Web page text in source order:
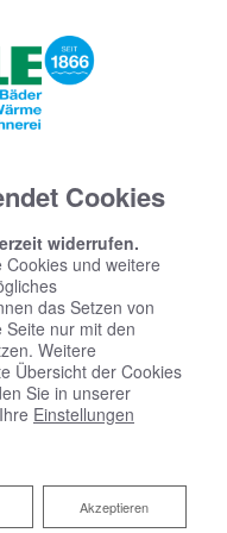
Cookies
widerrufen.
und weitere
das Setzen von
nur mit den
Weitere
Übersicht der Cookies
Sie in unserer
Einstellungen
Akzeptieren